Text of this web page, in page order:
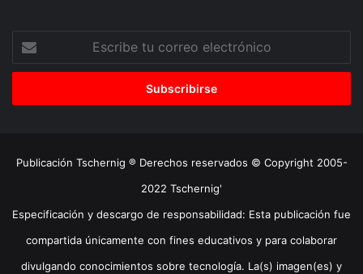
correo
Publicación Tschernig ® Derechos reservados © Copyright 2005-
2022 Tschernig'
Especificación y descargo de responsabilidad: Esta publicación fue
compartida únicamente con fines educativos y para colaborar
divulgando conocimientos sobre tecnología. La(s) imagen(es) y